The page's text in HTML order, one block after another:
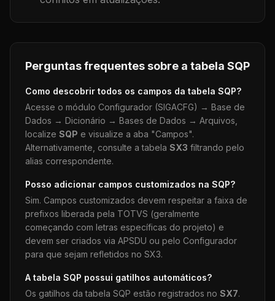
Perguntas frequentes sobre a tabela SQP
Como descobrir todos os campos da tabela SQP?
Acesse o módulo Configurador (SIGACFG) → Base de
Dados → Dicionário → Bases de Dados → Arquivos,
localize SQP e visualize a aba "Campos".
Alternativamente, consulte a tabela SX3 filtrando pelo
alias correspondente.
Posso adicionar campos customizados na SQP?
Sim. Campos customizados devem respeitar a faixa de
prefixos liberada pela TOTVS (geralmente
começando com letras específicas do projeto) e
devem ser criados via APSDU ou pelo Configurador
para que sejam refletidos no SX3.
A tabela SQP possui gatilhos automáticos?
Os gatilhos da tabela SQP estão registrados no SX7.